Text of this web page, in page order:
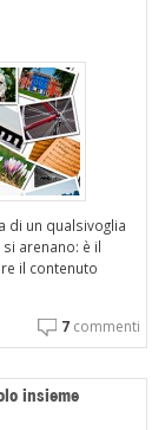
di un qualsivoglia
arenano: è il
il contenuto
7 commenti
insieme